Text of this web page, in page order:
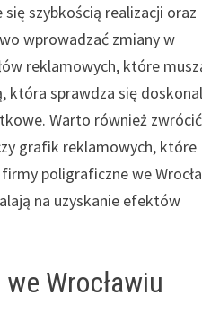
szybkością realizacji oraz
wprowadzać zmiany w
reklamowych, które
sprawdza się
Warto również
grafik reklamowych, które
poligraficzne we
na uzyskanie efektów
Wrocławiu